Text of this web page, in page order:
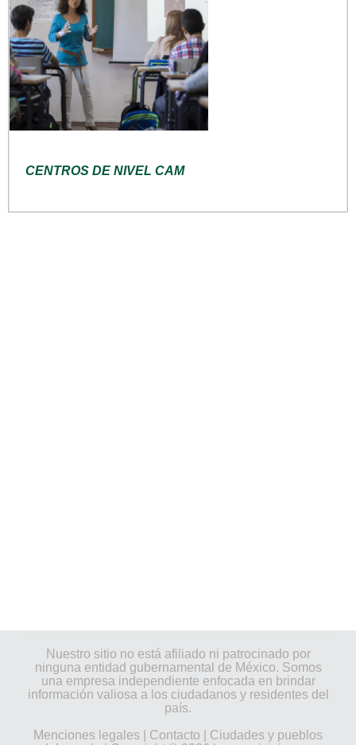
CENTROS DE NIVEL CAM
Nuestro sitio no está afiliado ni patrocinado por
ninguna entidad gubernamental de México. Somos
una empresa independiente enfocada en brindar
información valiosa a los ciudadanos y residentes del
país.
Menciones legales
Contacto
Ciudades y pueblos